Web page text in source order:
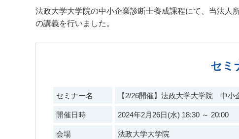
法政大学大学院の中小企業診断士養成課程にて、当法人
の講義を行いました。
セミ
セミナー名 【2/26開催】法政大学大学院 中小
開催日時 2024年2月26日(水) 18:30 ～ 20:00
会場 法政大学大学院